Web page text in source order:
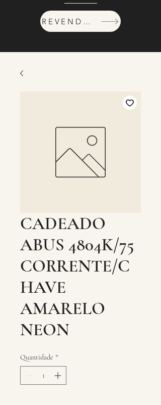
REVENDEDORES
CADEADO
ABUS 4804K/75
CORRENTE/C
HAVE
AMARELO
NEON
Quantidade *